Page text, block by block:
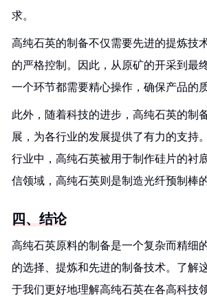
求。
高纯石英的制备不仅需要先进的提炼技
的严格控制。因此，从原矿的开采到最
一个环节都需要精心操作，确保产品的
此外，随着科技的进步，高纯石英的制
展，为各行业的发展提供了有力的支持
行业中，高纯石英被用于制作硅片的衬
信领域，高纯石英则是制造光纤预制棒
四、结论
高纯石英原料的制备是一个复杂而精细
的选择、提炼和先进的制备技术。了解
于我们更好地理解高纯石英在各高科技